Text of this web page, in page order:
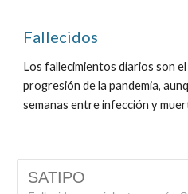
Fallecidos
Los fallecimientos diarios son
progresión de la pandemia,
semanas entre infección y